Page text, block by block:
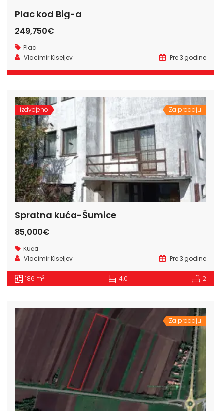
Plac kod Big-a
249,750€
Plac
Vladimir Kiseljev
Pre 3 godine
izdvojeno Za prodaju
Spratna kuća-Šumice
85,000€
Kuća
Vladimir Kiseljev
Pre 3 godine
186 m2 4.0 2
Za prodaju